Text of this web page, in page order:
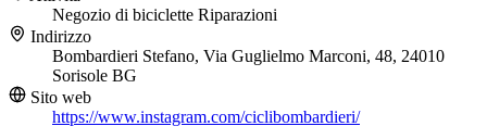
Negozio di biciclette Riparazioni
Indirizzo
Bombardieri Stefano, Via Guglielmo Marconi, 48, 24010
Sorisole BG
Sito web
https://www.instagram.com/ciclibombardieri/